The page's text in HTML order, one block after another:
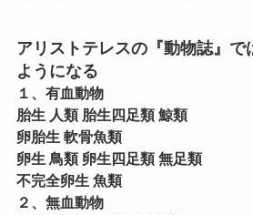
アリストテレスの『動物誌』で
ようになる
１、有血動物
胎生 人類 胎生四足類 鯨類
卵胎生 軟骨魚類
卵生 鳥類 卵生四足類 無足類
不完全卵生 魚類
２、無血動物